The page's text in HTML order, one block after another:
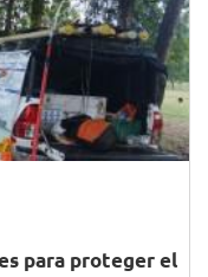
para proteger el